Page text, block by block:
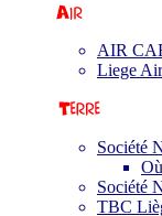
AIR
Liege
Société
Société
TBC